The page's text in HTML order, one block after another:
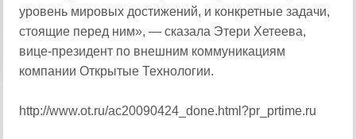
уровень мировых достижений, и конкретные задачи,
стоящие перед ним», — сказала Этери Хетеева,
вице-президент по внешним коммуникациям
компании Открытые Технологии.
http://www.ot.ru/ac20090424_done.html?pr_prtime.ru